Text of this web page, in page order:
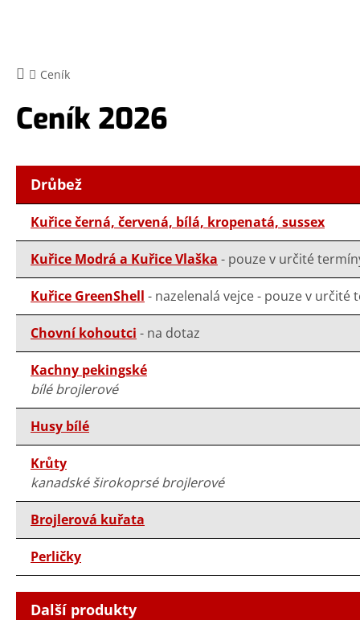
Ceník
Ceník 2026
Drůbež
Kuřice černá, červená, bílá, kropenatá, sussex
Kuřice Modrá a Kuřice Vlaška - pouze v určité
Kuřice GreenShell - nazelenalá vejce - pouze v určité
Chovní kohoutci - na dotaz
Kachny pekingské
bílé brojlerové
Husy bílé
Krůty
kanadské širokoprsé brojlerové
Brojlerová kuřata
Perličky
Další produkty